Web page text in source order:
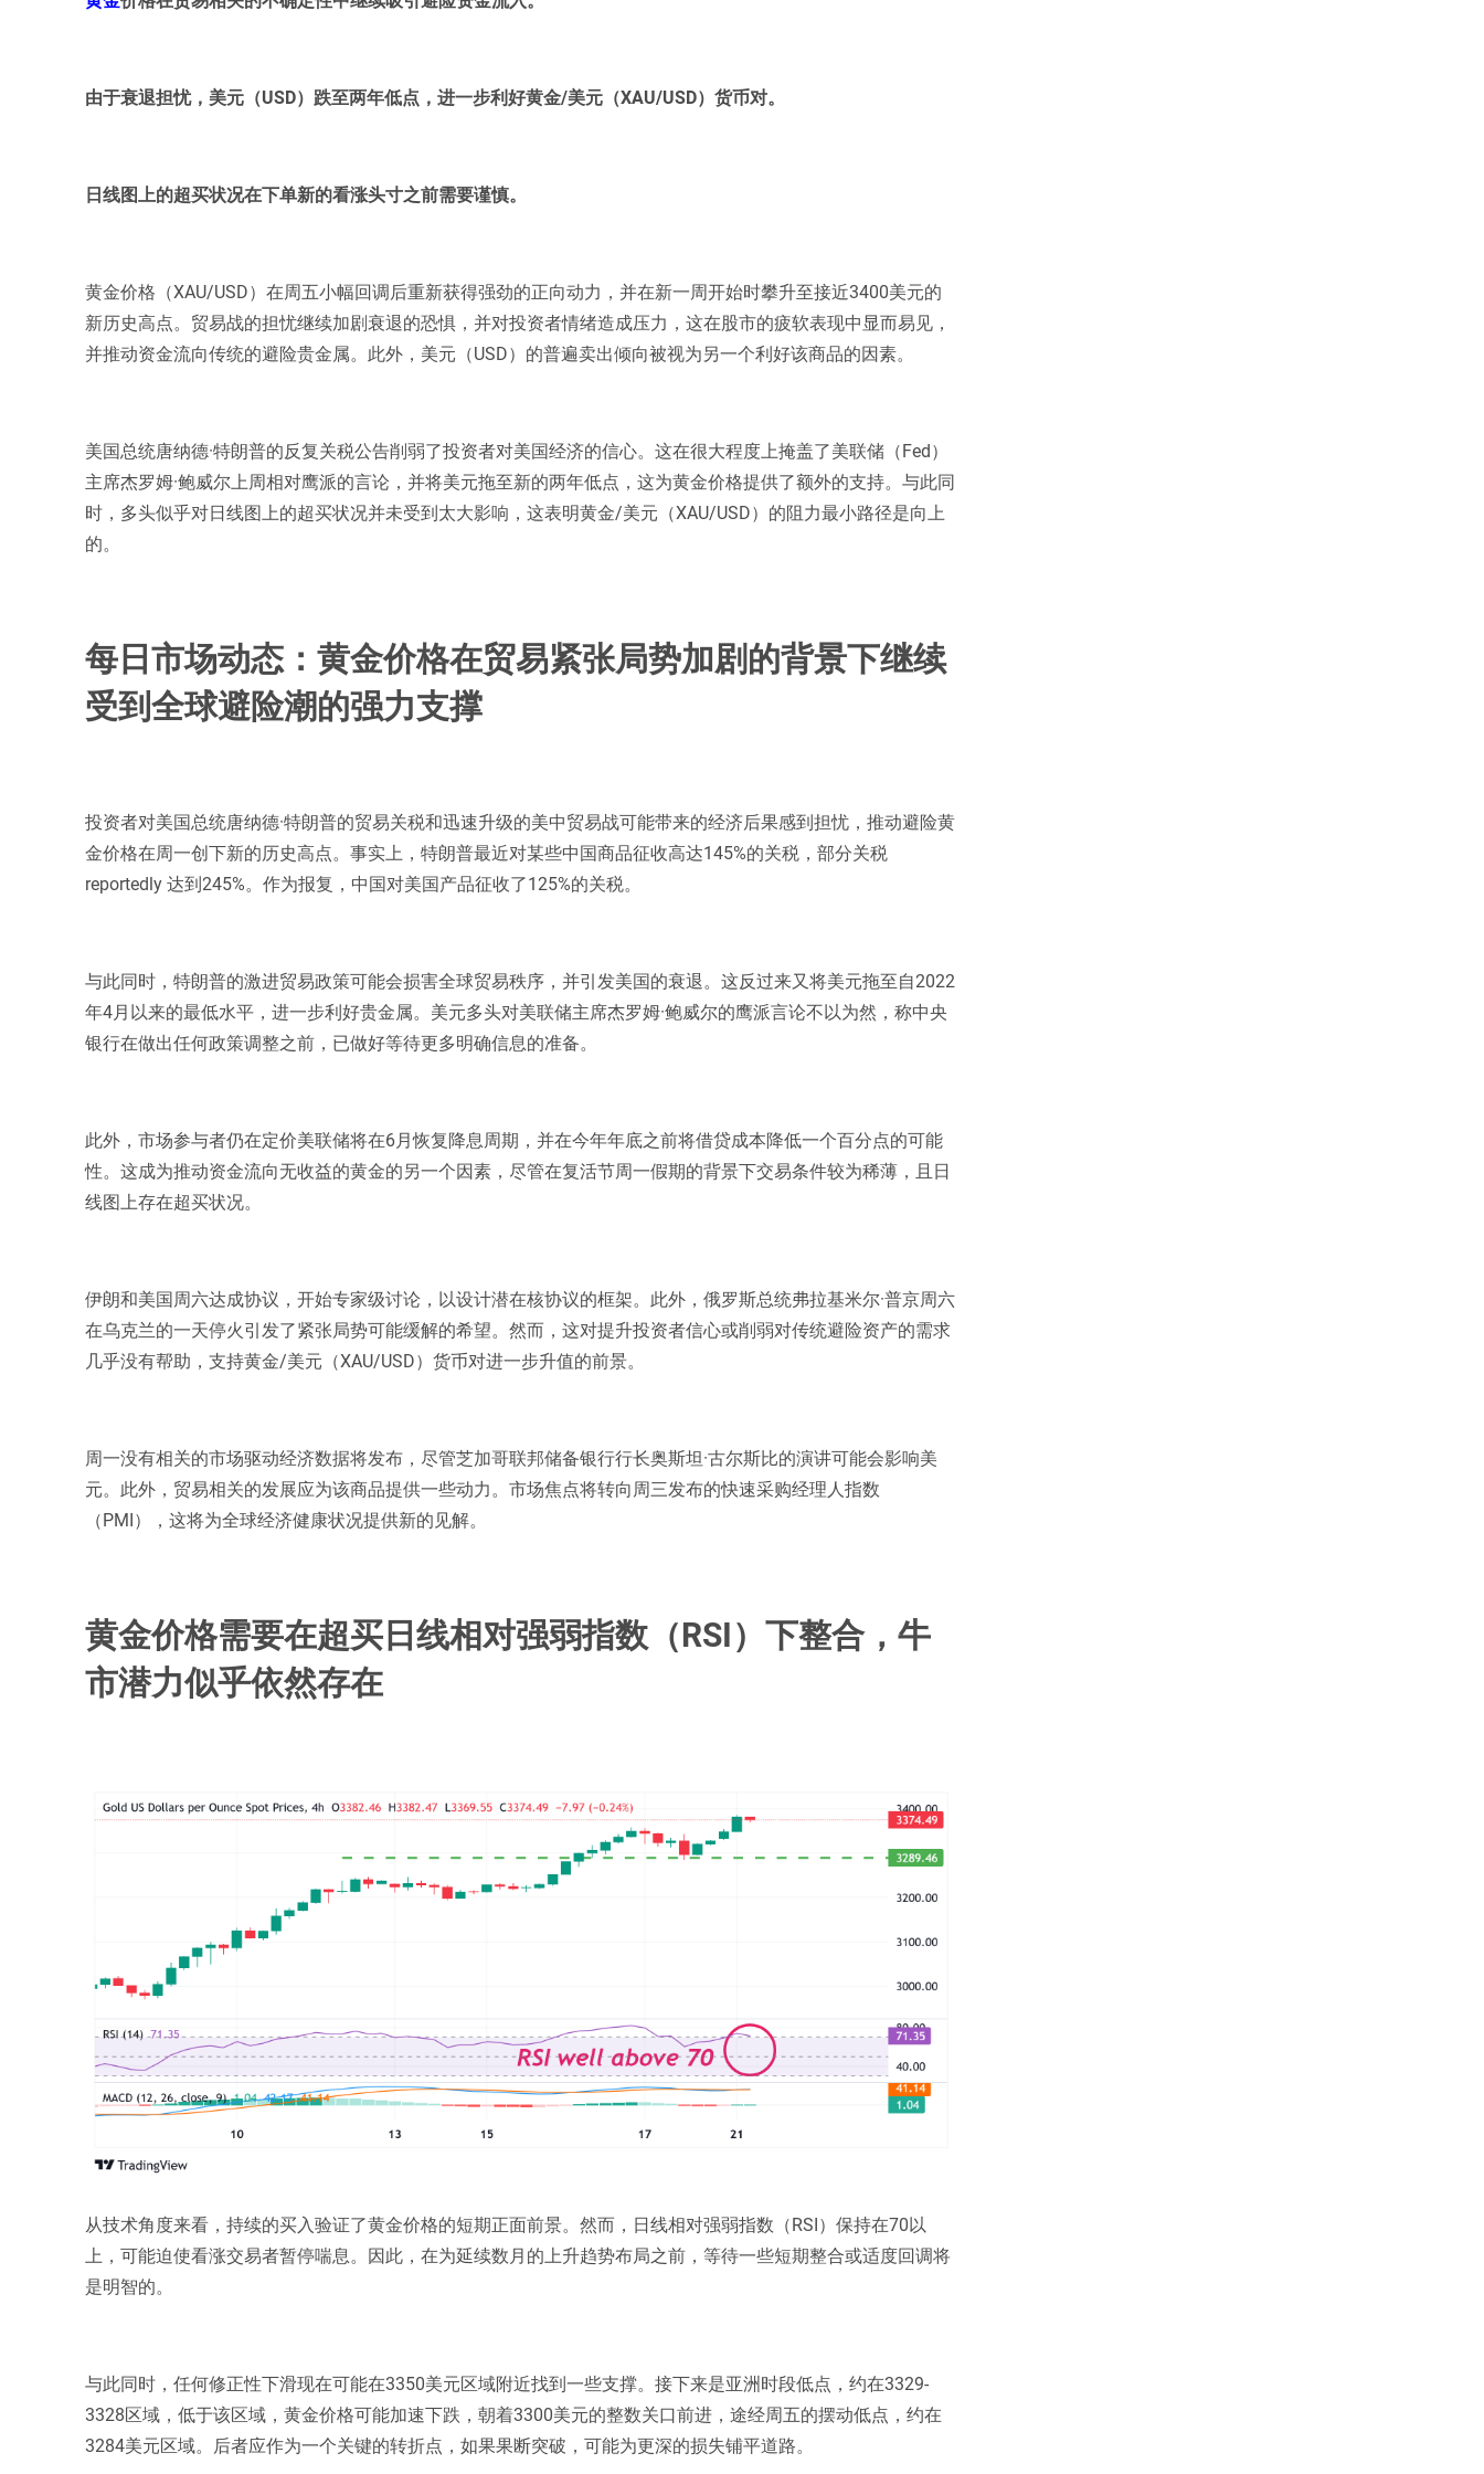
由于衰退担忧，美元（USD）跌至两年低点，进一步利好黄金/美元（XAU/USD）货币对。
日线图上的超买状况在下单新的看涨头寸之前需要谨慎。
黄金价格（XAU/USD）在周五小幅回调后重新获得强劲的正向动力，并在新一周开始时攀升至接近3400美元的
新历史高点。贸易战的担忧继续加剧衰退的恐惧，并对投资者情绪造成压力，这在股市的疲软表现中显而易见，
并推动资金流向传统的避险贵金属。此外，美元（USD）的普遍卖出倾向被视为另一个利好该商品的因素。
美国总统唐纳德·特朗普的反复关税公告削弱了投资者对美国经济的信心。这在很大程度上掩盖了美联储（Fed）
主席杰罗姆·鲍威尔上周相对鹰派的言论，并将美元拖至新的两年低点，这为黄金价格提供了额外的支持。与此同
时，多头似乎对日线图上的超买状况并未受到太大影响，这表明黄金/美元（XAU/USD）的阻力最小路径是向上
的。
每日市场动态：黄金价格在贸易紧张局势加剧的背景下继续
受到全球避险潮的强力支撑
投资者对美国总统唐纳德·特朗普的贸易关税和迅速升级的美中贸易战可能带来的经济后果感到担忧，推动避险黄
金价格在周一创下新的历史高点。事实上，特朗普最近对某些中国商品征收高达145%的关税，部分关税
reportedly 达到245%。作为报复，中国对美国产品征收了125%的关税。
与此同时，特朗普的激进贸易政策可能会损害全球贸易秩序，并引发美国的衰退。这反过来又将美元拖至自2022
年4月以来的最低水平，进一步利好贵金属。美元多头对美联储主席杰罗姆·鲍威尔的鹰派言论不以为然，称中央
银行在做出任何政策调整之前，已做好等待更多明确信息的准备。
此外，市场参与者仍在定价美联储将在6月恢复降息周期，并在今年年底之前将借贷成本降低一个百分点的可能
性。这成为推动资金流向无收益的黄金的另一个因素，尽管在复活节周一假期的背景下交易条件较为稀薄，且日
线图上存在超买状况。
伊朗和美国周六达成协议，开始专家级讨论，以设计潜在核协议的框架。此外，俄罗斯总统弗拉基米尔·普京周六
在乌克兰的一天停火引发了紧张局势可能缓解的希望。然而，这对提升投资者信心或削弱对传统避险资产的需求
几乎没有帮助，支持黄金/美元（XAU/USD）货币对进一步升值的前景。
周一没有相关的市场驱动经济数据将发布，尽管芝加哥联邦储备银行行长奥斯坦·古尔斯比的演讲可能会影响美
元。此外，贸易相关的发展应为该商品提供一些动力。市场焦点将转向周三发布的快速采购经理人指数
（PMI），这将为全球经济健康状况提供新的见解。
黄金价格需要在超买日线相对强弱指数（RSI）下整合，牛
市潜力似乎依然存在
从技术角度来看，持续的买入验证了黄金价格的短期正面前景。然而，日线相对强弱指数（RSI）保持在70以
上，可能迫使看涨交易者暂停喘息。因此，在为延续数月的上升趋势布局之前，等待一些短期整合或适度回调将
是明智的。
与此同时，任何修正性下滑现在可能在3350美元区域附近找到一些支撑。接下来是亚洲时段低点，约在3329-
3328区域，低于该区域，黄金价格可能加速下跌，朝着3300美元的整数关口前进，途经周五的摆动低点，约在
3284美元区域。后者应作为一个关键的转折点，如果果断突破，可能为更深的损失铺平道路。